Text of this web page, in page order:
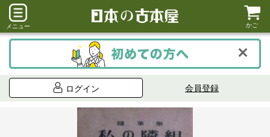
メニュー かご
ログイン 会員登録